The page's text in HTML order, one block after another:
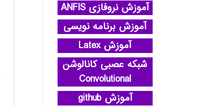
آموزش نروفازی ANFIS
آموزش برنامه نویسی
آموزش Latex
شبکه عصبی کانالوشن
Convolutional
آموزش github